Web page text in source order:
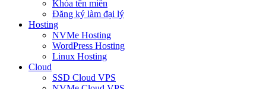
Khóa tên miền
Đăng ký làm đại lý
Hosting
NVMe Hosting
WordPress Hosting
Linux Hosting
Cloud
SSD Cloud VPS